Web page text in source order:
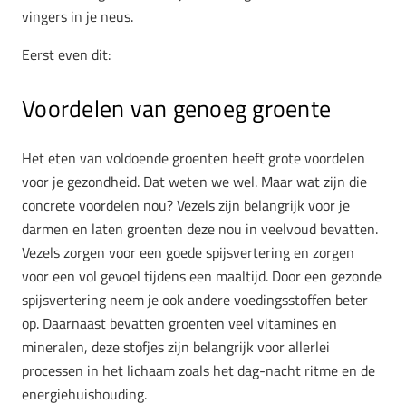
vingers in je neus.
Eerst even dit:
Voordelen van genoeg groente
Het eten van voldoende groenten heeft grote voordelen
voor je gezondheid. Dat weten we wel. Maar wat zijn die
concrete voordelen nou? Vezels zijn belangrijk voor je
darmen en laten groenten deze nou in veelvoud bevatten.
Vezels zorgen voor een goede spijsvertering en zorgen
voor een vol gevoel tijdens een maaltijd. Door een gezonde
spijsvertering neem je ook andere voedingsstoffen beter
op. Daarnaast bevatten groenten veel vitamines en
mineralen, deze stofjes zijn belangrijk voor allerlei
processen in het lichaam zoals het dag-nacht ritme en de
energiehuishouding.